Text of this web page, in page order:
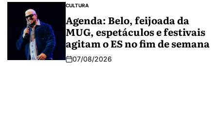
CULTURA
Agenda: Belo, feijoada da
MUG, espetáculos e festivais
agitam o ES no fim de semana
07/08/2026